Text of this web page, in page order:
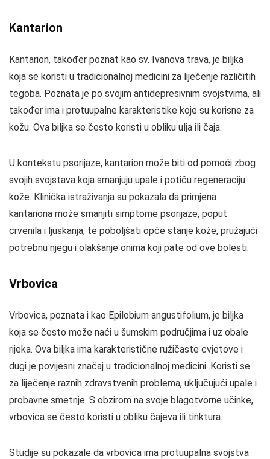
Kantarion
Kantarion, također poznat kao sv. Ivanova trava, je biljka
koja se koristi u tradicionalnoj medicini za liječenje različitih
tegoba. Poznata je po svojim antidepresivnim svojstvima, ali
također ima i protuupalne karakteristike koje su korisne za
kožu. Ova biljka se često koristi u obliku ulja ili čaja.
U kontekstu psorijaze, kantarion može biti od pomoći zbog
svojih svojstava koja smanjuju upale i potiču regeneraciju
kože. Klinička istraživanja su pokazala da primjena
kantariona može smanjiti simptome psorijaze, poput
crvenila i ljuskanja, te poboljšati opće stanje kože, pružajući
potrebnu njegu i olakšanje onima koji pate od ove bolesti.
Vrbovica
Vrbovica, poznata i kao Epilobium angustifolium, je biljka
koja se često može naći u šumskim područjima i uz obale
rijeka. Ova biljka ima karakteristične ružičaste cvjetove i
dugi je povijesni značaj u tradicionalnoj medicini. Koristi se
za liječenje raznih zdravstvenih problema, uključujući upale i
probavne smetnje. S obzirom na svoje blagotvorne učinke,
vrbovica se često koristi u obliku čajeva ili tinktura.
Studije su pokazale da vrbovica ima protuupalna svojstva